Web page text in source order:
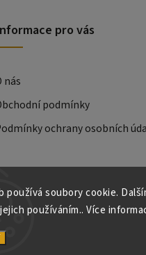
používá soubory cookie.
používáním.. Více
pro vás
nás
podmínky
ochrany osobních